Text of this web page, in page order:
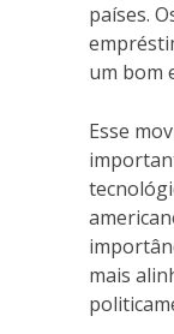
países.
um bom
Esse
mais